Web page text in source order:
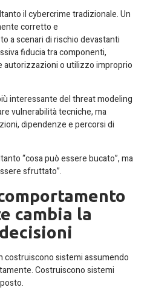
il cybercrime tradizionale. Un
corretto e
a scenari di rischio devastanti
fiducia tra componenti,
autorizzazioni o utilizzo improprio
interessante del threat modeling
vulnerabilità tecniche, ma
dipendenze e percorsi di
“cosa può essere bucato”, ma
sfruttato”.
cambia la
costruiscono sistemi assumendo
Costruiscono sistemi